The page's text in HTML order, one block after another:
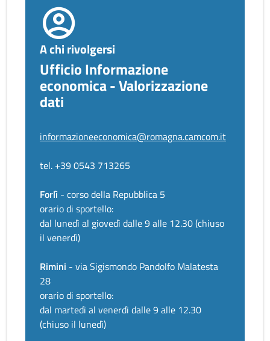
A chi rivolgersi
Ufficio Informazione
economica - Valorizzazione
dati
informazioneeconomica@romagna.camcom.it
tel. +39 0543 713265
Forlì - corso della Repubblica 5
orario di sportello:
dal lunedì al giovedì dalle 9 alle 12.30 (chiuso
il venerdì)
Rimini - via Sigismondo Pandolfo Malatesta
28
orario di sportello:
dal martedì al venerdì dalle 9 alle 12.30
(chiuso il lunedì)